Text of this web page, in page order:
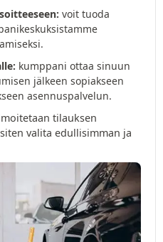
voit tuoda
kumppani ottaa sinuun
jälkeen sopiakseen
asennuspalvelun.
tilauksen
valita edullisimman ja